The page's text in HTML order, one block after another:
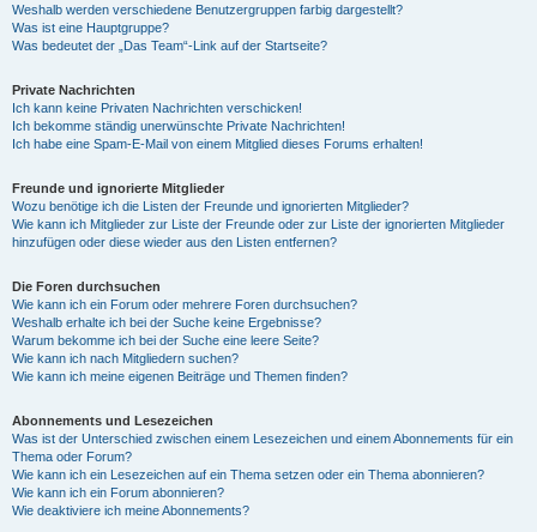
Weshalb werden verschiedene Benutzergruppen farbig dargestellt?
Was ist eine Hauptgruppe?
Was bedeutet der „Das Team“-Link auf der Startseite?
Private Nachrichten
Ich kann keine Privaten Nachrichten verschicken!
Ich bekomme ständig unerwünschte Private Nachrichten!
Ich habe eine Spam-E-Mail von einem Mitglied dieses Forums erhalten!
Freunde und ignorierte Mitglieder
Wozu benötige ich die Listen der Freunde und ignorierten Mitglieder?
Wie kann ich Mitglieder zur Liste der Freunde oder zur Liste der ignorierten Mitglieder
hinzufügen oder diese wieder aus den Listen entfernen?
Die Foren durchsuchen
Wie kann ich ein Forum oder mehrere Foren durchsuchen?
Weshalb erhalte ich bei der Suche keine Ergebnisse?
Warum bekomme ich bei der Suche eine leere Seite?
Wie kann ich nach Mitgliedern suchen?
Wie kann ich meine eigenen Beiträge und Themen finden?
Abonnements und Lesezeichen
Was ist der Unterschied zwischen einem Lesezeichen und einem Abonnements für ein
Thema oder Forum?
Wie kann ich ein Lesezeichen auf ein Thema setzen oder ein Thema abonnieren?
Wie kann ich ein Forum abonnieren?
Wie deaktiviere ich meine Abonnements?